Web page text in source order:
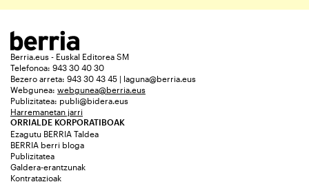
Berria.eus - Euskal Editorea SM
Telefonoa: 943 30 40 30
Bezero arreta: 943 30 43 45 | laguna@berria.eus
Webgunea: webgunea@berria.eus
Publizitatea: publi@bidera.eus
Harremanetan jarri
ORRIALDE KORPORATIBOAK
Ezagutu BERRIA Taldea
BERRIA berri bloga
Publizitatea
Galdera-erantzunak
Kontratazioak